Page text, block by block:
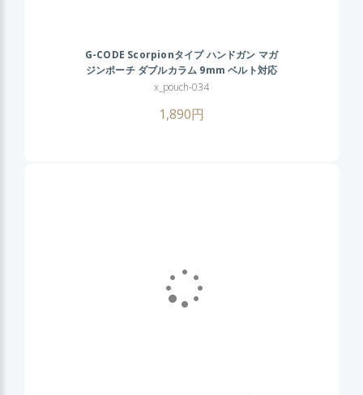
G-CODE Scorpionタイプ ハンドガン マガ
ジンポーチ ダブルカラム 9mm ベルト対応
(BK ブラック TAN タン) グロック SIG M9
x_pouch-034
1,890円